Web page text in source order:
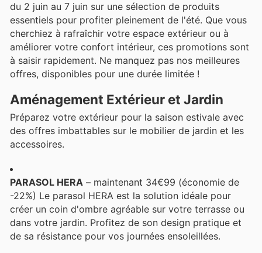
du 2 juin au 7 juin sur une sélection de produits
essentiels pour profiter pleinement de l'été. Que vous
cherchiez à rafraîchir votre espace extérieur ou à
améliorer votre confort intérieur, ces promotions sont
à saisir rapidement. Ne manquez pas nos meilleures
offres, disponibles pour une durée limitée !
Aménagement Extérieur et Jardin
Préparez votre extérieur pour la saison estivale avec
des offres imbattables sur le mobilier de jardin et les
accessoires.
PARASOL HERA – maintenant 34€99 (économie de
-22%) Le parasol HERA est la solution idéale pour
créer un coin d'ombre agréable sur votre terrasse ou
dans votre jardin. Profitez de son design pratique et
de sa résistance pour vos journées ensoleillées.